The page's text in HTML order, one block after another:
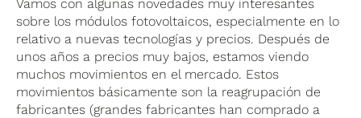
Vamos con algunas novedades muy interesantes
sobre los módulos fotovoltaicos, especialmente en lo
relativo a nuevas tecnologías y precios. Después de
unos años a precios muy bajos, estamos viendo
muchos movimientos en el mercado. Estos
movimientos básicamente son la reagrupación de
fabricantes (grandes fabricantes han comprado a